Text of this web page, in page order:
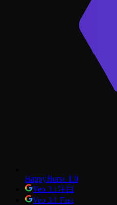
HappyHorse 1.0
Veo 3.1注目
Veo 3.1 Fast